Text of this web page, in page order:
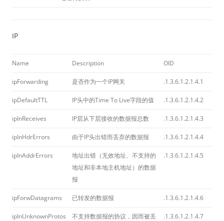
IP
Name Description OID
ipForwarding 是否作为一个IP网关 .1.3.6.1.2.1.4.1
ipDefaultTTL IP头中的Time To Live字段的值 .1.3.6.1.2.1.4.2
ipInReceives IP层从下层接收的数据报总数 .1.3.6.1.2.1.4.3
ipInHdrErrors 由于IP头出错而丢弃的数据报 .1.3.6.1.2.1.4.4
ipInAddrErrors
地址出错（无效地址、不支持的
地址和非本地主机地址）的数据
报
.1.3.6.1.2.1.4.5
ipForwDatagrams 已转发的数据报 .1.3.6.1.2.1.4.6
ipInUnknownProtos
不支持数据报的协议，因而被丢
.1.3.6.1.2.1.4.7